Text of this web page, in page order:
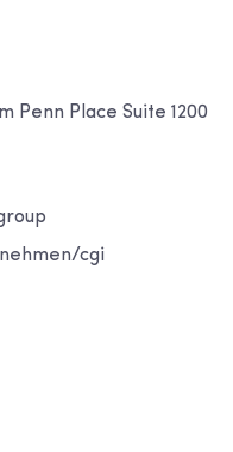
Penn Place Suite 1200
cgi